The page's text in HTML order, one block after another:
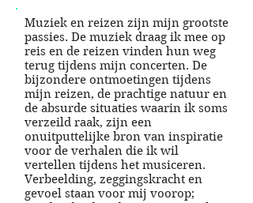
Muziek en reizen zijn mijn grootste
passies. De muziek draag ik mee op
reis en de reizen vinden hun weg
terug tijdens mijn concerten. De
bijzondere ontmoetingen tijdens
mijn reizen, de prachtige natuur en
de absurde situaties waarin ik soms
verzeild raak, zijn een
onuitputtelijke bron van inspiratie
voor de verhalen die ik wil
vertellen tijdens het musiceren.
Verbeelding, zeggingskracht en
gevoel staan voor mij voorop;